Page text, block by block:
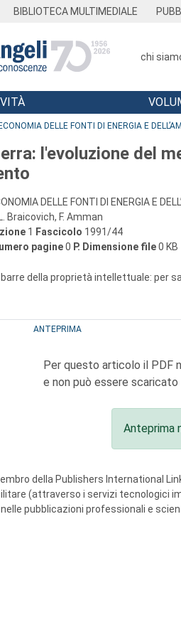
BIBLIOTECA MULTIMEDIALE
chi
ECONOMIA DELLE FONTI DI ENERGIA E
l'evoluzione del
DELLE FONTI DI ENERGIA E
L. Braicovich, F. Amman
1 Fascicolo 1991/44
pagine0 P. Dimensione file0 KB
barre della proprietà intellettuale: per
ANTEPRIMA
Per questo articolo il PDF
e non può essere
Anteprima
della Publishers International
(attraverso i servizi tecnologici
pubblicazioni professionali e